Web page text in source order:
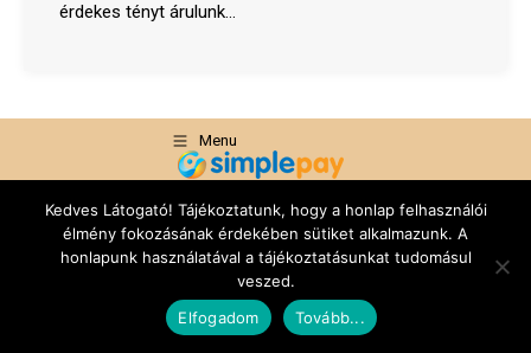
érdekes tényt árulunk…
Menu
+36-20-420-83-42
info@ganoexcel.hu
Kedves Látogató! Tájékoztatunk, hogy a honlap felhasználói
élmény fokozásának érdekében sütiket alkalmazunk. A
honlapunk használatával a tájékoztatásunkat tudomásul
veszed.
Elfogadom
Tovább...